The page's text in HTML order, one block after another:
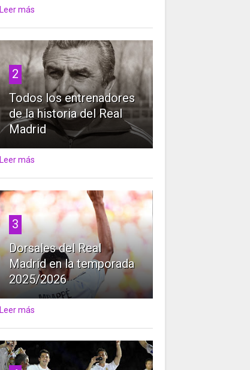
Leer más
2
Todos los entrenadores
de la historia del Real
Madrid
Leer más
3
Dorsales del Real
Madrid en la temporada
2025/2026
Leer más